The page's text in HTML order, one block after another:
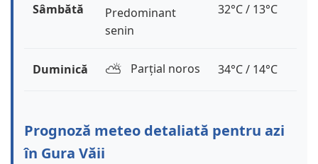
Sâmbătă
Predominant
senin
32°C / 13°C
Duminică ⛅️ Parțial noros 34°C / 14°C
Prognoză meteo detaliată pentru azi
în Gura Văii